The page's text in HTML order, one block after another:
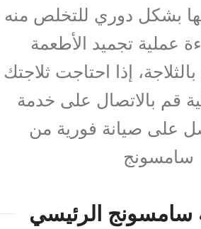
بشكل دوري للتخلص منه
عملية تجميد الأطعمة
إذا احتاجت ثلاجتك
قم بالاتصال على خدمة
على صيانة فورية من
سامسونج
الرئيسي